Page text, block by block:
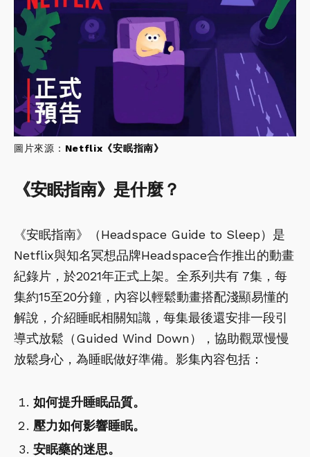
圖片來源： Netflix《安眠指南》
《安眠指南》是什麼？
《安眠指南》（Headspace Guide to Sleep）是
Netflix與知名冥想品牌Headspace合作推出的動畫
紀錄片，於2021年正式上架。全系列共有 7集，每
集約15至20分鐘，內容以輕鬆動畫搭配淺顯易懂的
解說，介紹睡眠相關知識，每集最後還安排一段引
導式放鬆（Guided Wind Down），協助觀眾慢慢
放鬆身心，為睡眠做好準備。影集內容包括：
如何提升睡眠品質。
壓力如何影響睡眠。
安眠藥的迷思。